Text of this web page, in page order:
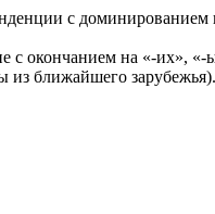
с
с окончанием на «-их»,
ближайшего зарубежья).